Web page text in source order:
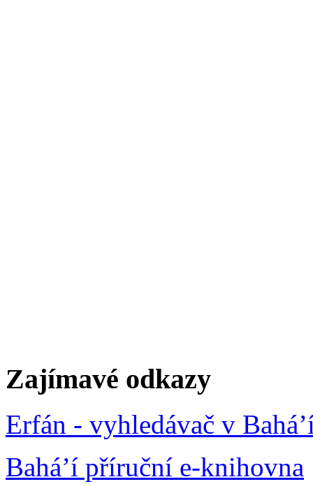
Zajímavé odkazy
Erfán - vyhledávač v
Bahá’í příruční e-knihovna